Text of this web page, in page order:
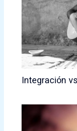
Integración